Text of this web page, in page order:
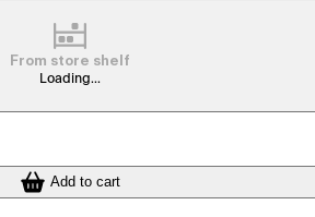
From store shelf
Loading...
Add to cart